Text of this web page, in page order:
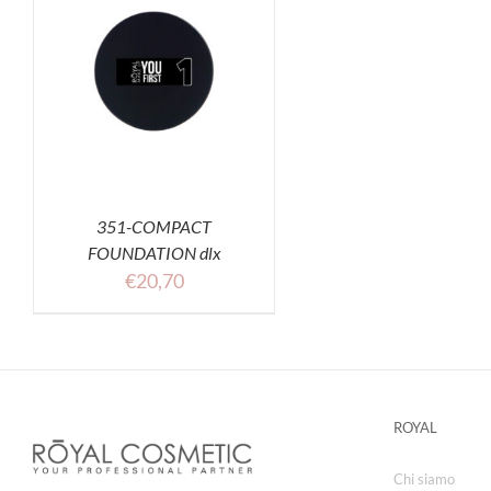
351-COMPACT
FOUNDATION dlx
€20,70
ROYAL
Chi siamo